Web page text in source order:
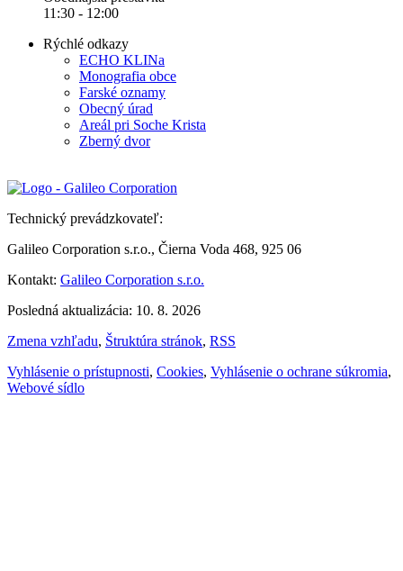
11:30 - 12:00
Rýchlé odkazy
ECHO KLINa
Monografia obce
Farské oznamy
Obecný úrad
Areál pri Soche Krista
Zberný dvor
Technický prevádzkovateľ:
Galileo Corporation s.r.o., Čierna Voda 468, 925 06
Kontakt: Galileo Corporation s.r.o.
Posledná aktualizácia: 10. 8. 2026
Zmena vzhľadu, Štruktúra stránok, RSS
Vyhlásenie o prístupnosti, Cookies, Vyhlásenie o ochrane súkromia,
Webové sídlo